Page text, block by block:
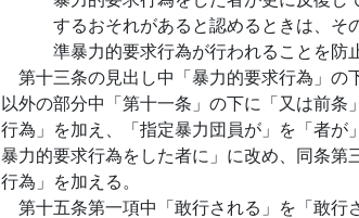
するおそれがあると認めるときは、そ
準暴力的要求行為が行われることを防
第十三条の見出し中「暴力的要求行為」
以外の部分中「第十一条」の下に「又は前
行為」を加え、「指定暴力団員が」を「者
暴力的要求行為をした者に」に改め、同条
行為」を加える。
第十五条第一項中「敢行される」を「敢